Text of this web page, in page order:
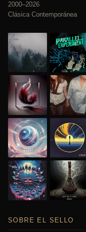
2000–2026
Clásica Contemporánea
SOBRE EL SELLO